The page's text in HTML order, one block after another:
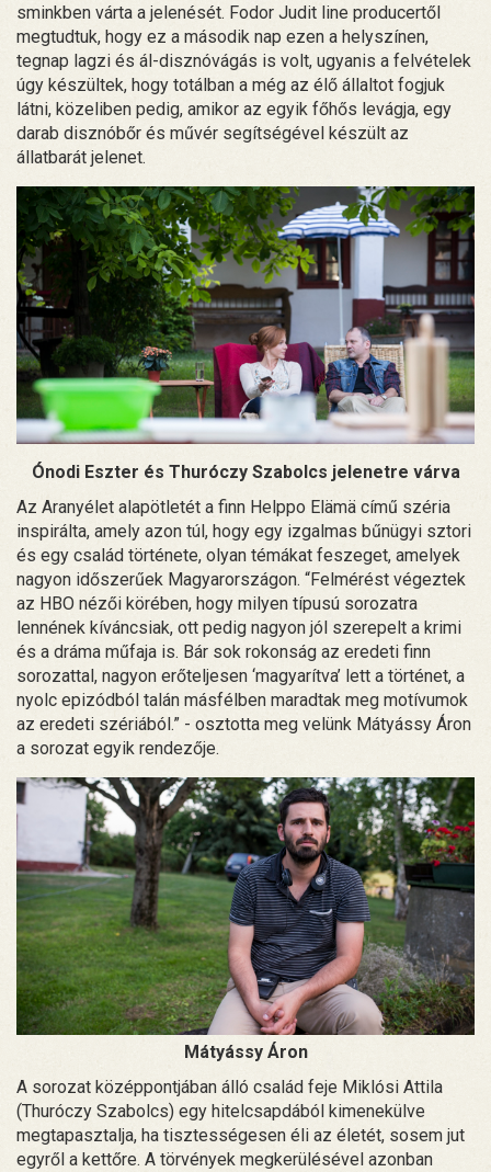
sminkben várta a jelenését. Fodor Judit line producertől
megtudtuk, hogy ez a második nap ezen a helyszínen,
tegnap lagzi és ál-disznóvágás is volt, ugyanis a felvételek
úgy készültek, hogy totálban a még az élő állaltot fogjuk
látni, közeliben pedig, amikor az egyik főhős levágja, egy
darab disznóbőr és művér segítségével készült az
állatbarát jelenet.
Ónodi Eszter és Thuróczy Szabolcs jelenetre várva
Az Aranyélet alapötletét a finn Helppo Elämä című széria
inspirálta, amely azon túl, hogy egy izgalmas bűnügyi sztori
és egy család története, olyan témákat feszeget, amelyek
nagyon időszerűek Magyarországon. “Felmérést végeztek
az HBO nézői körében, hogy milyen típusú sorozatra
lennének kíváncsiak, ott pedig nagyon jól szerepelt a krimi
és a dráma műfaja is. Bár sok rokonság az eredeti finn
sorozattal, nagyon erőteljesen ‘magyarítva’ lett a történet, a
nyolc epizódból talán másfélben maradtak meg motívumok
az eredeti szériából.” - osztotta meg velünk Mátyássy Áron
a sorozat egyik rendezője.
Mátyássy Áron
A sorozat középpontjában álló család feje Miklósi Attila
(Thuróczy Szabolcs) egy hitelcsapdából kimenekülve
megtapasztalja, ha tisztességesen éli az életét, sosem jut
egyről a kettőre. A törvények megkerülésével azonban